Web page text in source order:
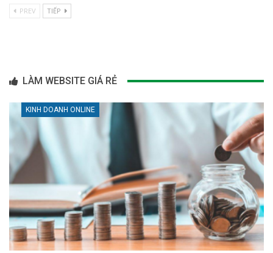
PREV TIẾP
LÀM WEBSITE GIÁ RẺ
KINH DOANH ONLINE